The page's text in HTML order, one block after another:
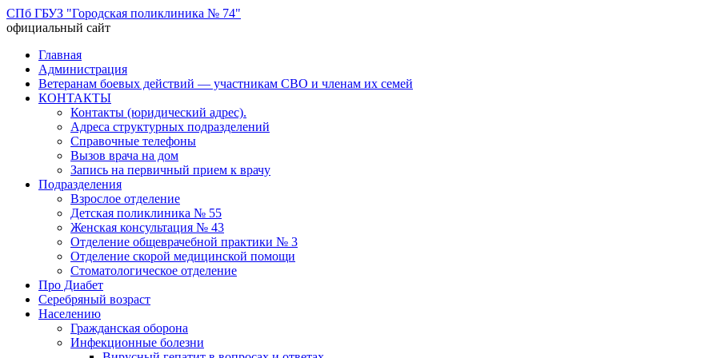
СПб ГБУЗ "Городская поликлиника № 74"
официальный сайт
Перейти
содержимому
Главная
Администрация
Ветеранам боевых действий — участникам СВО и членам их семей
КОНТАКТЫ
Контакты (юридический адрес).
Адреса структурных подразделений
Справочные телефоны
Вызов врача на дом
Запись на первичный прием к врачу
Подразделения
Взрослое отделение
Детская поликлиника № 55
Женская консультация № 43
Отделение общеврачебной практики № 3
Отделение скорой медицинской помощи
Стоматологическое отделение
Про Диабет
Серебряный возраст
Населению
Гражданская оборона
Инфекционные болезни